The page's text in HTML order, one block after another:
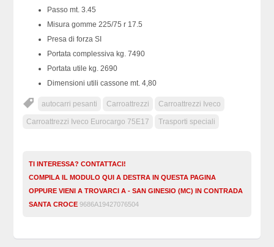
Passo mt. 3.45
Misura gomme 225/75 r 17.5
Presa di forza SI
Portata complessiva kg. 7490
Portata utile kg. 2690
Dimensioni utili cassone mt. 4,80
autocarri pesanti Carroattrezzi Carroattrezzi Iveco
Carroattrezzi Iveco Eurocargo 75E17 Trasporti speciali
TI INTERESSA? CONTATTACI!
COMPILA IL MODULO QUI A DESTRA IN QUESTA PAGINA
OPPURE VIENI A TROVARCI A - SAN GINESIO (MC) IN CONTRADA
SANTA CROCE9686A19427076504